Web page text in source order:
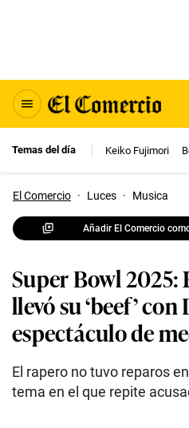
Temas del día Keiko Fujimori
El Comercio · Luces · Musica
Añadir El Comercio
Super Bowl
llevó su ‘beef’ con
espectáculo de
El rapero no tuvo reparos
tema en el que repite